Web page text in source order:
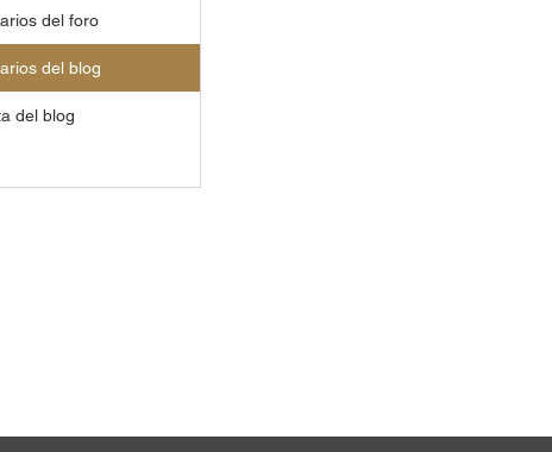
del foro
del blog
del blog